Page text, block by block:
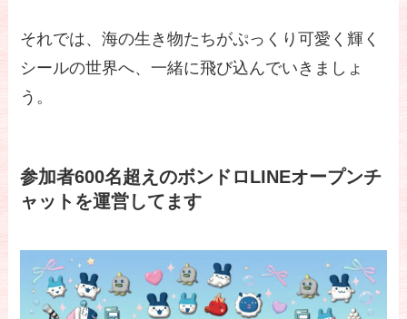
それでは、海の生き物たちがぷっくり可愛く輝く
シールの世界へ、一緒に飛び込んでいきましょ
う。
参加者600名超えのボンドロLINEオープンチ
ャットを運営してます